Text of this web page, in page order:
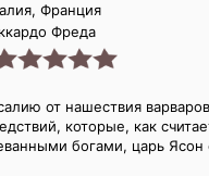
Франция
Фреда
от нашествия
которые, как
богами, царь Ясон